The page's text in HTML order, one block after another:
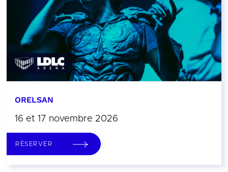
ORELSAN
16 et 17 novembre 2026
RÉSERVER